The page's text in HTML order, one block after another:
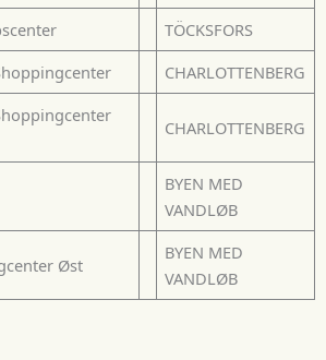
TÖCKSFORS
CHARLOTTENBERG
CHARLOTTENBERG
BYEN MED
VANDLØB
Øst
BYEN MED
VANDLØB